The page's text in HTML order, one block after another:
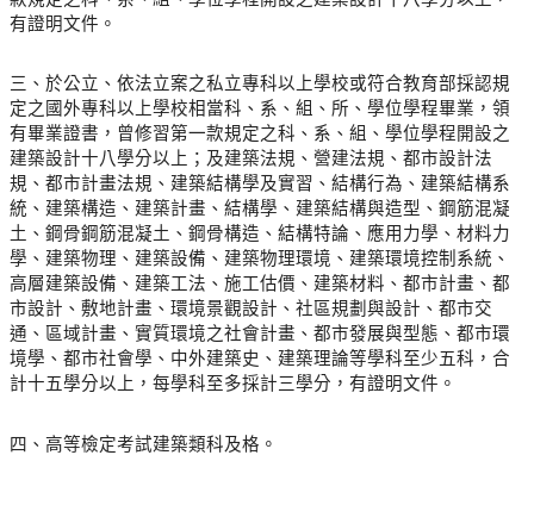
有證明文件。
三、於公立、依法立案之私立專科以上學校或符合教育部採認規
定之國外專科以上學校相當科、系、組、所、學位學程畢業，領
有畢業證書，曾修習第一款規定之科、系、組、學位學程開設之
建築設計十八學分以上；及建築法規、營建法規、都市設計法
規、都市計畫法規、建築結構學及實習、結構行為、建築結構系
統、建築構造、建築計畫、結構學、建築結構與造型、鋼筋混凝
土、鋼骨鋼筋混凝土、鋼骨構造、結構特論、應用力學、材料力
學、建築物理、建築設備、建築物理環境、建築環境控制系統、
高層建築設備、建築工法、施工估價、建築材料、都市計畫、都
市設計、敷地計畫、環境景觀設計、社區規劃與設計、都市交
通、區域計畫、實質環境之社會計畫、都市發展與型態、都市環
境學、都市社會學、中外建築史、建築理論等學科至少五科，合
計十五學分以上，每學科至多採計三學分，有證明文件。
四、高等檢定考試建築類科及格。